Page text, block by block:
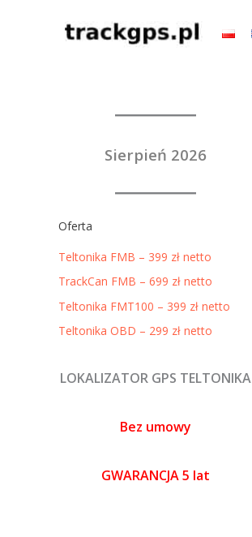
Sierpień 2026
Oferta
Teltonika FMB – 399 zł netto
TrackCan FMB – 699 zł netto
Teltonika FMT100 – 399 zł netto
Teltonika OBD – 299 zł netto
LOKALIZATOR GPS TELTONIKA
Bez umowy
GWARANCJA 5 lat